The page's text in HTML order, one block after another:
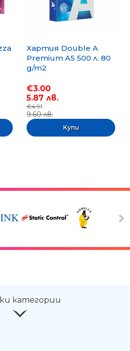
Хартия Double A
Premium A5 500 л. 80
g/m2
€3.00
5.87 лв.
€4.91
9.60 лв.
категории